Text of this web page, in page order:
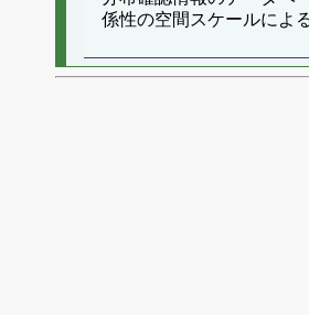
係性の空間スケールによ